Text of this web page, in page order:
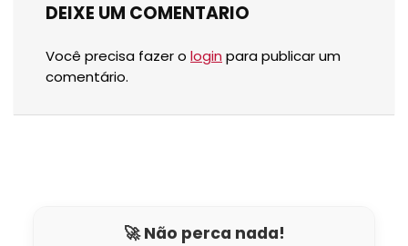
DEIXE UM COMENTARIO
Você precisa fazer o login para publicar um
comentário.
🚀 Não perca nada!